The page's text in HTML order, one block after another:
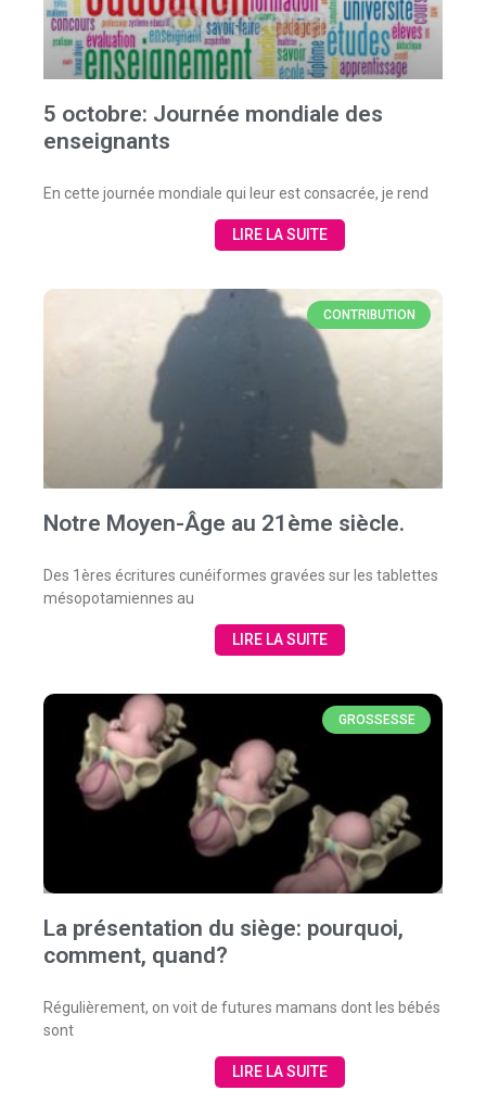
5 octobre: Journée mondiale des
enseignants
En cette journée mondiale qui leur est consacrée, je rend
LIRE LA SUITE
CONTRIBUTION
Notre Moyen-Âge au 21ème siècle.
Des 1ères écritures cunéiformes gravées sur les tablettes
mésopotamiennes au
LIRE LA SUITE
GROSSESSE
La présentation du siège: pourquoi,
comment, quand?
Régulièrement, on voit de futures mamans dont les bébés
sont
LIRE LA SUITE